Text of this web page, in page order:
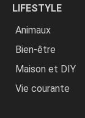
LIFESTYLE
Animaux
Bien-être
Maison et DIY
Vie courante